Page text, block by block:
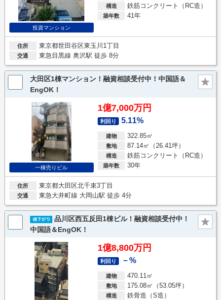
投資マンション
構造 鉄筋コンクリート（RC造）
築年数 41年
住所 東京都世田谷区東玉川1丁目
交通 東急目黒線 奥沢駅 徒歩 8分
大田区1棟マンション！融資相談受付中！中国語＆
EngOK！
一棟売りビル
1億7,000万円
利回り 5.11%
建物 322.85㎡
敷地 87.14㎡（26.41坪）
構造 鉄筋コンクリート（RC造）
築年数 30年
住所 東京都大田区北千束3丁目
交通 東急大井町線 大岡山駅 徒歩 4分
品川区西五反田1棟ビル！融資相談受付中！
中国語＆EngOK！
1億8,800万円
利回り －%
建物 470.11㎡
敷地 175.08㎡（53.05坪）
構造 鉄骨造（S造）